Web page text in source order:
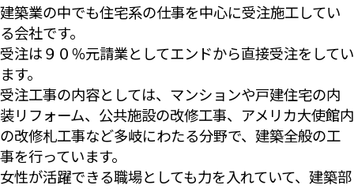
建築業の中でも住宅系の仕事を中心に受注施工してい
る会社です。
受注は９０％元請業としてエンドから直接受注をしてい
ます。
受注工事の内容としては、マンションや戸建住宅の内
装リフォーム、公共施設の改修工事、アメリカ大使館内
の改修札工事など多岐にわたる分野で、建築全般の工
事を行っています。
女性が活躍できる職場としても力を入れていて、建築部